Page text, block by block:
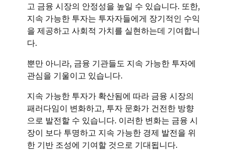
고 금융 시장의 안정성을 높일 수 있습니다. 또한,
지속 가능한 투자는 투자자들에게 장기적인 수익
을 제공하고 사회적 가치를 실현하는데 기여합니
다.
뿐만 아니라, 금융 기관들도 지속 가능한 투자에
관심을 기울이고 있습니다.
지속 가능한 투자가 확산됨에 따라 금융 시장의
패러다임이 변화하고, 투자 문화가 건전한 방향
으로 발전할 수 있습니다. 이러한 변화는 금융 시
장이 보다 투명하고 지속 가능한 경제 발전을 위
한 기반 조성에 기여할 것으로 기대됩니다.